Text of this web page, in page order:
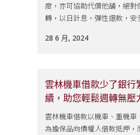
度，亦可協助代償他舖，絕對
轉，以日計息，彈性還款，安
28 6 月, 2024
雲林機車借款少了銀行
續，助您輕鬆週轉無壓
雲林機車借款以機車、重機車
為擔保品向債權人借款抵押，